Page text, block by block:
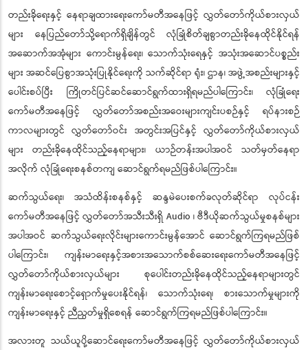
တည်းခိုရေးနှင့် နေရာချထားရေးကော်မတီအနေဖြင့် လွှတ်တော်ကိုယ်စားလှယ်
များ နေပြည်တော်သို့ရောက်ရှိချိန်တွင် လုံခြုံစိတ်ချစွာတည်းခိုနေထိုင်နိုင်ရန်
အဆောက်အအုံများ ကောင်းမွန်ရေး၊ သောက်သုံးရေနှင့် အသုံးအဆောင်ပစ္စည်း
များ အဆင်ပြေစွာအသုံးပြုနိုင်ရေးကို သက်ဆိုင်ရာ ရုံး၊ ဌာန၊ အဖွဲ့အစည်းများနှင့်
ပေါင်းစပ်ပြီး ကြိုတင်ပြင်ဆင်ဆောင်ရွက်ထားရှိရမည်ပါကြောင်း၊ လုံခြုံရေး
ကော်မတီအနေဖြင့် လွှတ်တော်အစည်းအဝေးများကျင်းပစဉ်နှင့် ရပ်နားစဉ်
ကာလများတွင် လွှတ်တော်ဝင်း အတွင်းအပြင်နှင့် လွှတ်တော်ကိုယ်စားလှယ်
များ တည်းခိုနေထိုင်သည့်နေရာများ၊ ယာဉ်တန်းအပါအဝင် သတ်မှတ်နေရာ
အလိုက် လုံခြုံရေးစနစ်တကျ ဆောင်ရွက်ရမည်ဖြစ်ပါကြောင်း။
ဆက်သွယ်ရေး၊ အသံထိန်းစနစ်နှင့် ဆန္ဒမဲပေးစက်ခလုတ်ဆိုင်ရာ လုပ်ငန်း
ကော်မတီအနေဖြင့် လွှတ်တော်အသီးသီးရှိ Audio ၊ ဗီဒီယိုဆက်သွယ်မှုစနစ်များ
အပါအဝင် ဆက်သွယ်ရေးလိုင်းများကောင်းမွန်အောင် ဆောင်ရွက်ကြရမည်ဖြစ်
ပါကြောင်း၊ ကျန်းမာရေးနှင့်အစားအသောက်စစ်ဆေးရေးကော်မတီအနေဖြင့်
လွှတ်တော်ကိုယ်စားလှယ်များ စုပေါင်းတည်းခိုနေထိုင်သည့်နေရာများတွင်
ကျန်းမာရေးစောင့်ရှောက်မှုပေးနိုင်ရန်၊ သောက်သုံးရေ၊ စားသောက်မှုများကို
ကျန်းမာရေးနှင့် ညီညွတ်မှုရှိစေရန် ဆောင်ရွက်ကြရမည်ဖြစ်ပါကြောင်း။
အလားတူ သယ်ယူပို့ဆောင်ရေးကော်မတီအနေဖြင့် လွှတ်တော်ကိုယ်စားလှယ်